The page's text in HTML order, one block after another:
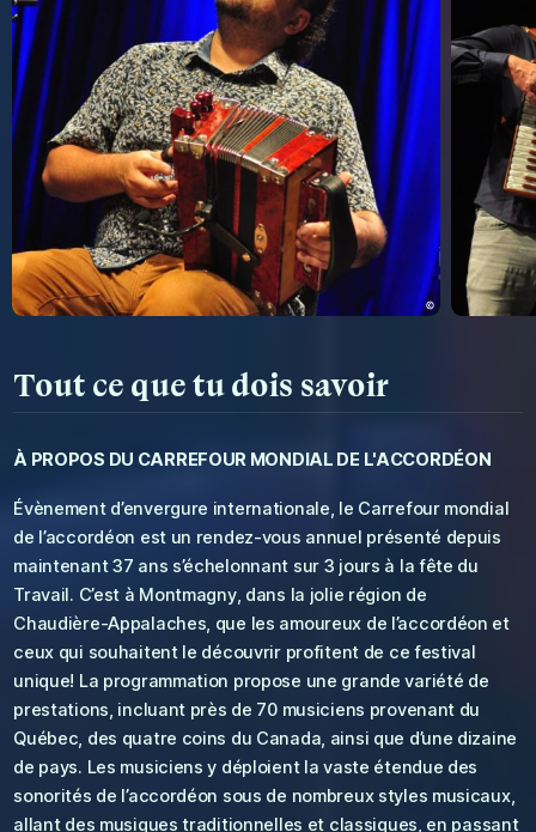
Tout ce que tu dois savoir
À PROPOS DU CARREFOUR MONDIAL DE L'ACCORDÉON
Évènement d’envergure internationale, le Carrefour mondial
de l’accordéon est un rendez-vous annuel présenté depuis
maintenant 37 ans s’échelonnant sur 3 jours à la fête du
Travail. C’est à Montmagny, dans la jolie région de
Chaudière-Appalaches, que les amoureux de l’accordéon et
ceux qui souhaitent le découvrir profitent de ce festival
unique! La programmation propose une grande variété de
prestations, incluant près de 70 musiciens provenant du
Québec, des quatre coins du Canada, ainsi que d’une dizaine
de pays. Les musiciens y déploient la vaste étendue des
sonorités de l’accordéon sous de nombreux styles musicaux,
allant des musiques traditionnelles et classiques, en passant